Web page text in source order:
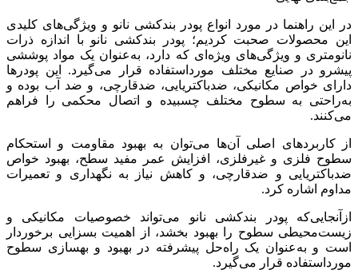
در این راهنما در مورد انواع پودر بندکشی نانو و ویژگی‌های کلیدی
این محصولات صحبت کردیم؛ پودر بندکشی نانو با اندازه ذرات
نانومتری و ویژگی‌های ویژه‌ای که دارد، به‌عنوان یک مواد پوششی
پیشرو در صنایع مختلف مورداستفاده قرار می‌گیرد. این پودرها
دارای خواص مکانیکی، ضدباکتریایی، ضدقارچی، و ضد آب بوده و
به‌راحتی به سطوح مختلف چسبیده و اتصال محکمی را فراهم
می‌کنند.
از کاربردهای اصلی آن‌ها می‌توان به بهبود مقاومت و استحکام
سطوح فلزی و غیرفلزی، افزایش عمر مفید سطح، بهبود خواص
ضدباکتریایی و ضدقارچی، و کاهش نیاز به نگهداری و تعمیرات
مداوم اشاره کرد.
ازآنجایی‌که پودر بندکشی نانو می‌تواند خصوصیات مکانیکی و
زیست‌محیطی سطوح را بهبود بخشد، از اهمیت بسزایی برخوردار
است و به‌عنوان یک راه‌حل پیشرفته در بهبود و بهسازی سطوح
مورداستفاده قرار می‌گیرد.